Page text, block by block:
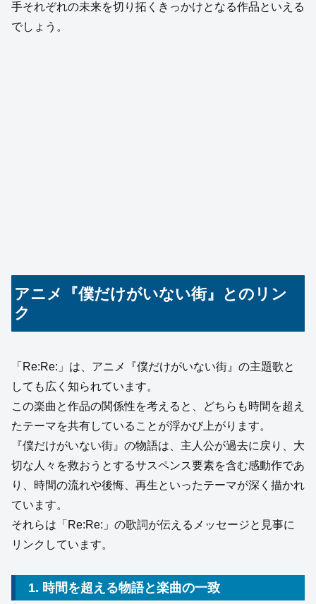
手それぞれの未来を切り拓くきっかけとなる作品といえる
でしょう。
アニメ『僕だけがいない街』とのリン
ク
「Re:Re:」は、アニメ『僕だけがいない街』の主題歌と
しても広く知られています。
この楽曲と作品の関係性を考えると、どちらも時間を超え
たテーマを共有していることが浮かび上がります。
『僕だけがいない街』の物語は、主人公が過去に戻り、大
切な人々を救おうとするサスペンス要素を含む感動作であ
り、時間の流れや後悔、再生といったテーマが深く描かれ
ています。
それらは「Re:Re:」の歌詞が伝えるメッセージと見事に
リンクしています。
1. 時間を超える物語と楽曲の一致